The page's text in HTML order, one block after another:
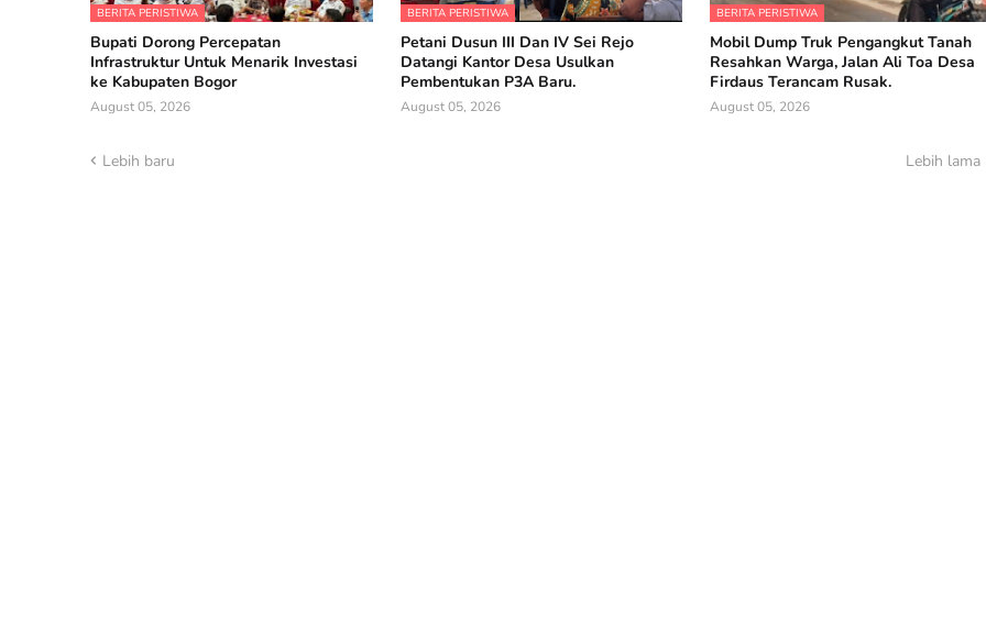
BERITA PERISTIWA
Bupati Dorong Percepatan
Infrastruktur Untuk Menarik Investasi
ke Kabupaten Bogor
August 05, 2026
BERITA PERISTIWA
Petani Dusun III Dan IV Sei Rejo
Datangi Kantor Desa Usulkan
Pembentukan P3A Baru.
August 05, 2026
BERITA PERISTIWA
Mobil Dump Truk Pengangkut Tanah
Resahkan Warga, Jalan Ali Toa Desa
Firdaus Terancam Rusak.
August 05, 2026
Lebih baru Lebih lama